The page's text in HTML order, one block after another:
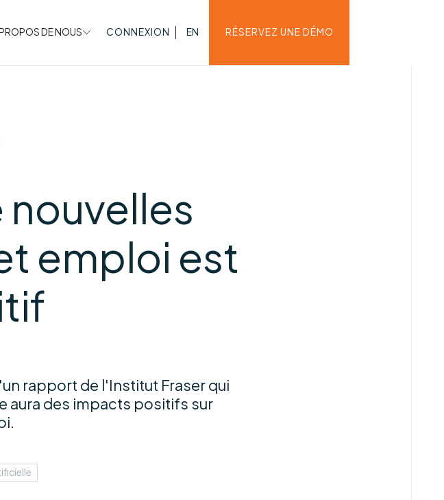
DE NOUS CONNEXION EN RÉSERVEZ UNE DÉMO
nouvelles
emploi est
rapport de l'Institut Fraser qui
aura des impacts positifs sur